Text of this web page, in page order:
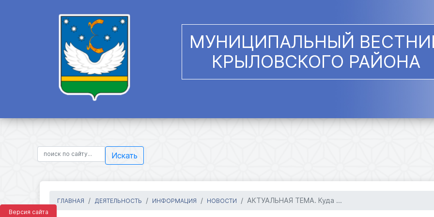
Версия сайта
МУНИЦИПАЛЬНЫЙ
КРЫЛОВСКОГО РАЙОНА
Искать
ГЛАВНАЯ ДЕЯТЕЛЬНОСТЬ ИНФОРМАЦИЯ НОВОСТИ АКТУАЛЬНАЯ ТЕМА. Куда ...